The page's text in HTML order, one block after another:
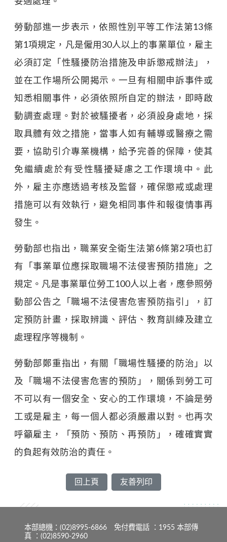
勞動部進一步表示，依照性別平等工作法第13條
第1項規定，凡是僱用30人以上的事業單位，雇主
必須訂定「性騷擾防治措施及申訴懲戒辦法」，
並在工作場所公開揭示。一旦有相關申訴事件或
知悉相關事件，必須依照所自定的辦法，即時啟
動調查處理。對於被騷擾者，必須設身處地，採
取具體有效之措施，當事人如有輔導或醫療之需
要，協助引介專業機構，給予完善的保障，使其
免繼續處於有受性騷擾疑慮之工作環境中。此
外，雇主亦應透過考核及監督，確保懲戒或處理
措施可以有效執行，避免相同事件和報復情事再
發生。
勞動部也指出，職業安全衛生法第6條第2項也訂
有「事業單位應採取職場不法侵害預防措施」之
規定。凡是事業單位勞工100人以上者，應參照勞
動部公告之「職場不法侵害危害預防指引」，訂
定預防計畫，採取辨識、評估、教育訓練及建立
處理程序等機制。
勞動部鄭重指出，有關「職場性騷擾的防治」以
及「職場不法侵害危害的預防」，關係到勞工可
不可以有一個安全、安心的工作環境，不論是勞
工或是雇主，每一個人都必須嚴肅以對。也再次
呼籲雇主，「預防、預防、再預防」，確確實實
的負起有效防治的責任。
回上頁 友善列印
本部總機：(02)8995-6866 免付費電話 ：1955 本部傳
真 ：(02)8590-2960